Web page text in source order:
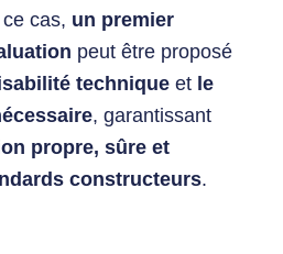
cas, un premier
peut être proposé
technique et le
, garantissant
propre, sûre et
constructeurs.